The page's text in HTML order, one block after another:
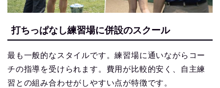
打ちっぱなし練習場に併設のスクール
最も一般的なスタイルです。練習場に通いながらコー
チの指導を受けられます。費用が比較的安く、自主練
習との組み合わせがしやすい点が特徴です。